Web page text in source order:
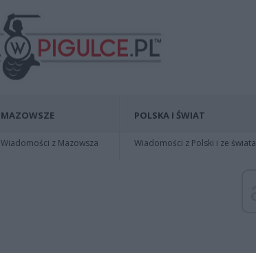
MAZOWSZE
Wiadomości z Mazowsza
POLSKA I ŚWIAT
Wiadomości z Polski i ze świata